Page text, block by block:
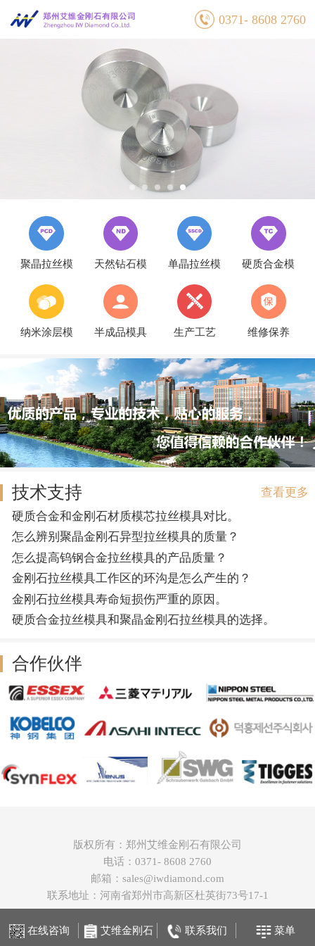
0371- 8608 2760
聚晶拉丝模 天然钻石模 单晶拉丝模 硬质合金模
纳米涂层模 半成品模具 生产工艺 维修保养
技术支持
查看更多
硬质合金和金刚石材质模芯拉丝模具对比。
怎么辨别聚晶金刚石异型拉丝模具的质量？
怎么提高钨钢合金拉丝模具的产品质量？
金刚石拉丝模具工作区的环沟是怎么产生的？
金刚石拉丝模具寿命短损伤严重的原因。
硬质合金拉丝模具和聚晶金刚石拉丝模具的选择。
合作伙伴
版权所有：郑州艾维金刚石有限公司
电话：0371- 8608 2760
邮箱：sales@iwdiamond.com
联系地址：河南省郑州市高新区杜英街73号17-1
在线咨询 艾维金刚石 联系我们 菜单